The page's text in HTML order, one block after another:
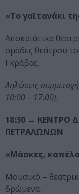
«Το γαϊτανάκι
Αποκριάτικα
ομάδες θεάτρου
Γκράβας.
Δηλώσεις
10:00 – 17:00).
18:30 → ΚΕΝΤΡΟ
ΠΕΤΡΑΛΩΝΩΝ
«Μάσκες,
Μουσικό –
δρώμενα.